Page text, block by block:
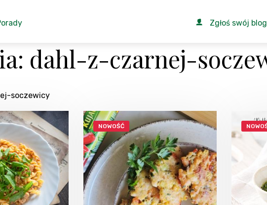
Zgłoś swój blog
dahl-z-czarnej-
soczewicy
NOWOŚĆ